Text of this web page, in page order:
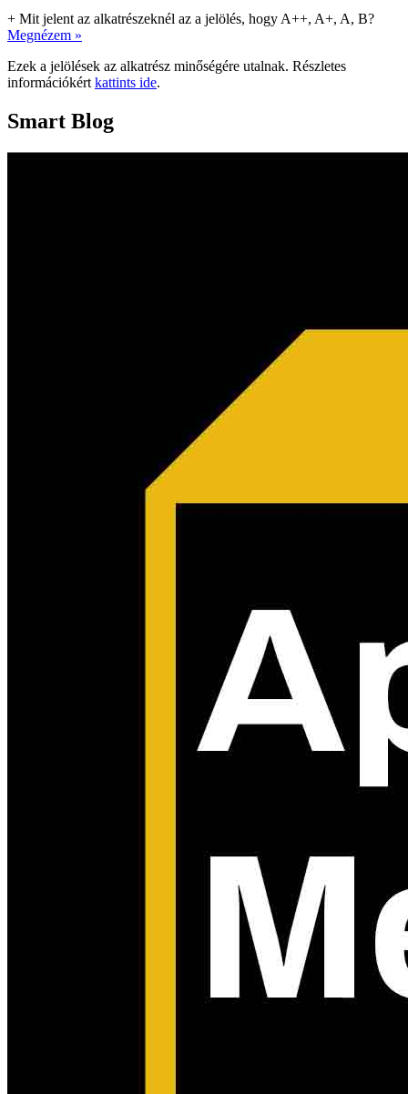
+ Mit jelent az alkatrészeknél az a jelölés, hogy A++, A+, A, B?
Megnézem »
Ezek a jelölések az alkatrész minőségére utalnak. Részletes
információkért kattints ide.
Smart Blog